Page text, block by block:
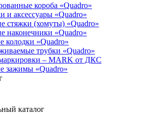
короба «Quadro»
и аксессуары «Quadro»
стяжки (хомуты) «Quadro»
наконечники «Quadro»
колодки «Quadro»
трубки «Quadro»
– MARK от ДКС
зажимы «Quadro»
каталог